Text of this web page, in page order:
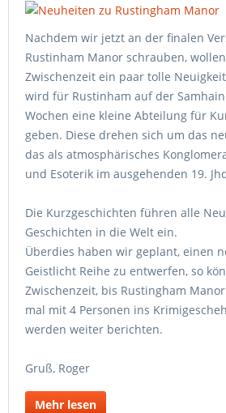
Nachdem wir jetzt an der finalen
Rustinham Manor schrauben,
Zwischenzeit ein paar tolle
wird für Rustinham auf der
Wochen eine kleine Abteilung für
geben. Diese drehen sich um das
das als atmosphärisches
und Esoterik im ausgehenden 19.
Die Kurzgeschichten führen alle
Geschichten in die Welt ein.
Überdies haben wir geplant, einen
Geistlicht Reihe zu entwerfen, so
Zwischenzeit, bis Rustingham
mal mit 4 Personen ins
werden weiter berichten.
Gruß, Roger
Mehr lesen